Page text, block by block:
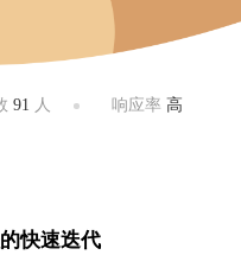
91 人 响应率 高
快速迭代